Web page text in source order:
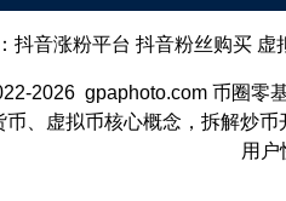
抖音涨粉平台 抖音粉丝购买 虚
2026 gpaphoto.com 币圈零
、虚拟币核心概念，拆解炒
用户